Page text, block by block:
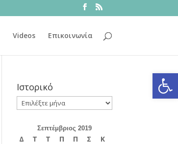
Videos Επικοινωνία
Ιστορικό
Ιστορικό
Σεπτέμβριος 2019
Δ Τ Τ Π Π Σ
Κ